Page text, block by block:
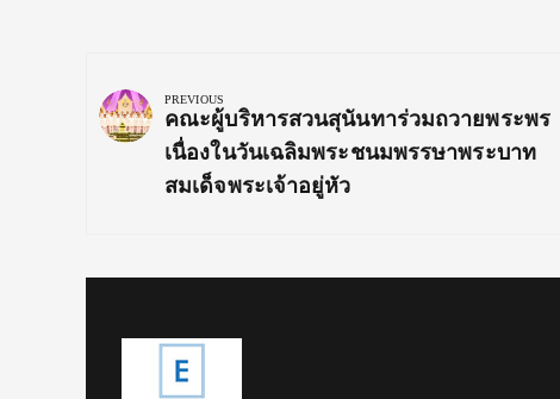
navigation
PREVIOUS
Previous
Post:
คณะผู้บริหารสวนสุนันทาร่วมถวายพระพร
เนื่องในวันเฉลิมพระชนมพรรษาพระบาท
สมเด็จพระเจ้าอยู่หัว